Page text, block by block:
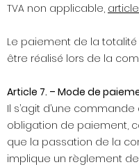
TVA non applicable,
Le paiement de la totalité
être réalisé lors de la
Article 7. – Mode de
Il s’agit d’une
obligation de paiement,
que la passation de la
implique un règlement de